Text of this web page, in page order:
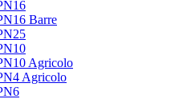
Barre
Agricolo
Agricolo